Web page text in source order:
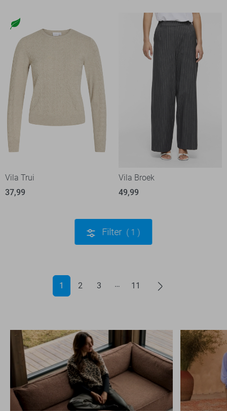
Vila Trui
37,99
Vila Broek
49,99
Filter 1
1 2 3 11